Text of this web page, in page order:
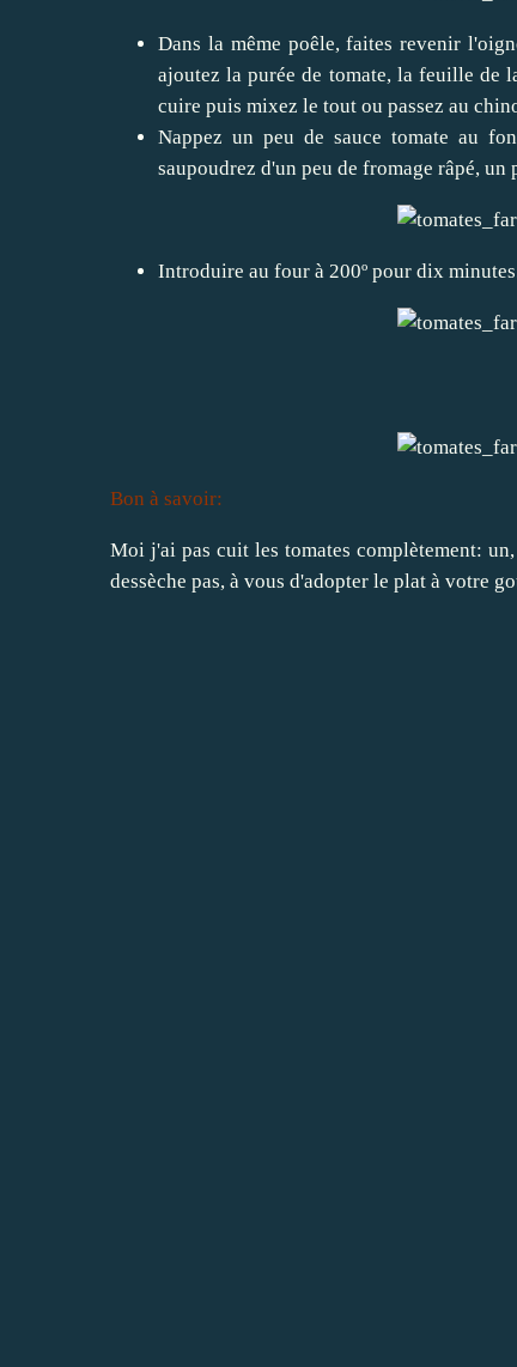
Dans la même poêle, faites revenir
ajoutez la purée de tomate, la feuille de
cuire puis mixez le tout ou passez au
Nappez un peu de sauce tomate au
saupoudrez d'un peu de fromage râpé, un
Introduire au four à 200º pour dix
Bon à savoir:
Moi j'ai pas cuit les tomates complètement:
dessèche pas, à vous d'adopter le plat à votre